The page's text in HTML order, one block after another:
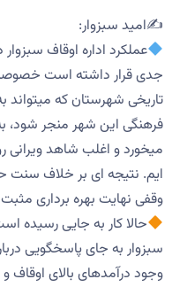
✍️امید سبزوار:
عملکرد اداره اوقاف
جدی قرار داشته است
تاریخی شهرستان که
فرهنگی این شهر منجر شود،
میخورد و اغلب شاهد ویرانی
ایم. نتیجه ای بر خلاف سنت
وقفی نهایت بهره برداری
حالا کار به جایی رسیده
سبزوار به جای پاسخگویی
وجود درآمدهای بالای اوقاف